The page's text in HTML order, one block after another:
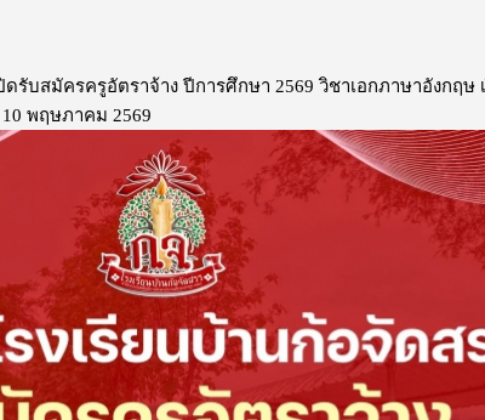
รับสมัครครูอัตราจ้าง ปีการศึกษา 2569 วิชาเอกภาษาอังกฤษ
พฤษภาคม 2569